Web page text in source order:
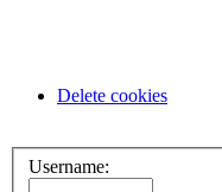
Delete cookies
Username: